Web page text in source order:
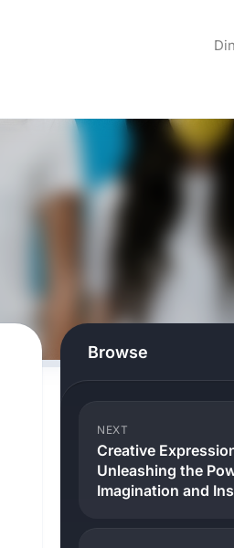
Browse
NEXT
Creative
Unleashing the
Imagination and